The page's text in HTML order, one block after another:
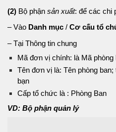
(2) Bộ phận sản xuất: để các chi
– Vào Danh mục / Cơ cấu tổ
– Tại Thông tin chung
Mã đơn vị chính: là Mã phòng
Tên đơn vị là: Tên phòng
bạn
Cấp tổ chức là : Phòng Ban
VD: Bộ phận quản lý